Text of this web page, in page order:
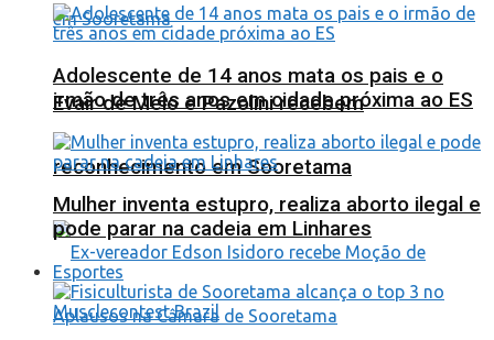
Evair de Melo e Pazolini recebem
reconhecimento em Sooretama
Adolescente de 14 anos mata os pais e o
irmão de três anos em cidade próxima ao ES
Mulher inventa estupro, realiza aborto ilegal e
pode parar na cadeia em Linhares
Esportes